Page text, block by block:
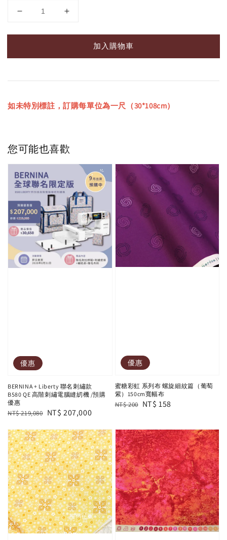
加入購物車
如未特別標註，訂購每單位為一尺（30*108cm）
您可能也喜歡
優惠
BERNINA + Liberty 聯名刺繡款
B580 QE 高階刺繡電腦縫紉機 /預購
優惠
Regular
NT$ 219,080 Sale
NT$ 207,000
優惠
蜜糖彩虹 系列布 螺旋細紋篇（葡萄
紫）150cm寬幅布
Regular
NT$ 200 Sale
NT$ 158